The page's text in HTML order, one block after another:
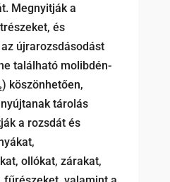
Megnyitják a
és
újrarozsdásodást
található molibdén-
köszönhetően,
tárolás
a rozsdát és
ollókat, zárakat,